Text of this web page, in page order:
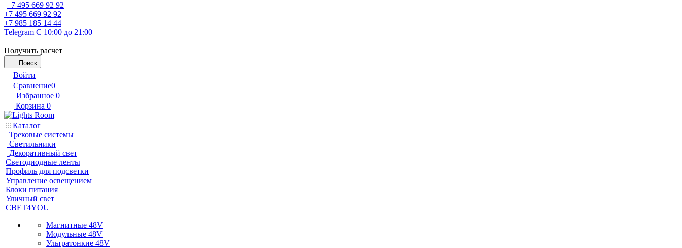
+7 495 669 92 92
+7 495 669 92 92
+7 985 185 14 44
Telegram С 10:00 до 21:00
Получить расчет
Поиск
Войти
Сравнение0
Избранное 0
Корзина 0
Каталог
Трековые системы
Светильники
Декоративный свет
Светодиодные ленты
Профиль для подсветки
Управление освещением
Блоки питания
Уличный свет
СВЕТ4YOU
Магнитные 48V
Модульные 48V
Ультратонкие 48V